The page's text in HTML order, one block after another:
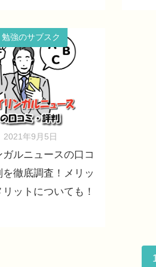
強のサブスク
2021年9月5日
ルニュースの口コ
を徹底調査！メリッ
リットについても！